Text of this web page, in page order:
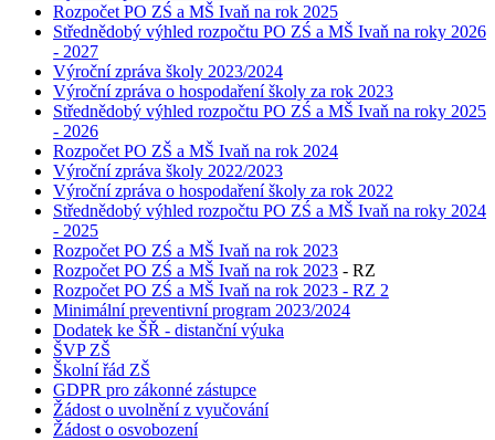
Rozpočet PO ZŚ a MŠ Ivaň na rok 2025
Střednědobý výhled rozpočtu PO ZŚ a MŠ Ivaň na roky 2026
- 2027
Výroční zpráva školy 2023/2024
Výroční zpráva o hospodaření školy za rok 2023
Střednědobý výhled rozpočtu PO ZŚ a MŠ Ivaň na roky 2025
- 2026
Rozpočet PO ZŠ a MŠ Ivaň na rok 2024
Výroční zpráva školy 2022/2023
Výroční zpráva o hospodaření školy za rok 2022
Střednědobý výhled rozpočtu PO ZŚ a MŠ Ivaň na roky 2024
- 2025
Rozpočet PO ZŚ a MŠ Ivaň na rok 2023
Rozpočet PO ZŚ a MŠ Ivaň na rok 2023 - RZ
Rozpočet PO ZŚ a MŠ Ivaň na rok 2023 - RZ 2
Minimální preventivní program 2023/2024
Dodatek ke ŠŘ - distanční výuka
ŠVP ZŠ
Školní řád ZŠ
GDPR pro zákonné zástupce
Žádost o uvolnění z vyučování
Žádost o osvobození